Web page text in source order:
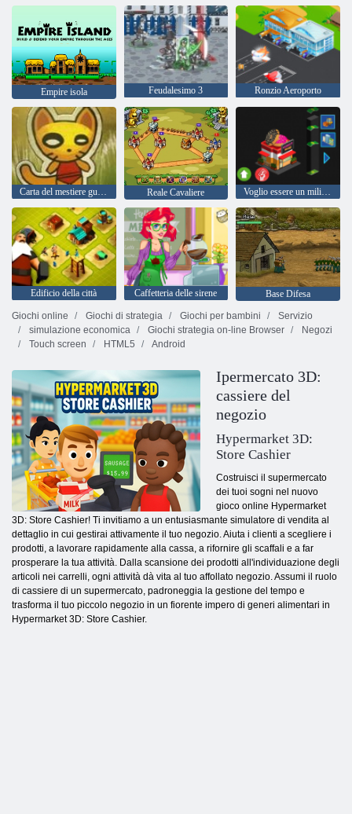
Empire isola Feudalesimo 3 Ronzio Aeroporto
Carta del mestiere guerre Reale Cavaliere Voglio essere un miliardario 2
Edificio della città Caffetteria delle sirene
Base Difesa
Giochi online
Giochi di strategia Giochi per bambini
Servizio
simulazione economica
Giochi strategia on-line Browser
Negozi
Touch screen
HTML5 Android
Ipermercato 3D:
cassiere del
negozio
Hypermarket 3D:
Store Cashier
Costruisci il supermercato
dei tuoi sogni nel nuovo
gioco online Hypermarket
3D: Store Cashier! Ti invitiamo a un entusiasmante simulatore di vendita al
dettaglio in cui gestirai attivamente il tuo negozio. Aiuta i clienti a scegliere i
prodotti, a lavorare rapidamente alla cassa, a rifornire gli scaffali e a far
prosperare la tua attività. Dalla scansione dei prodotti all'individuazione degli
articoli nei carrelli, ogni attività dà vita al tuo affollato negozio. Assumi il ruolo
di cassiere di un supermercato, padroneggia la gestione del tempo e
trasforma il tuo piccolo negozio in un fiorente impero di generi alimentari in
Hypermarket 3D: Store Cashier.